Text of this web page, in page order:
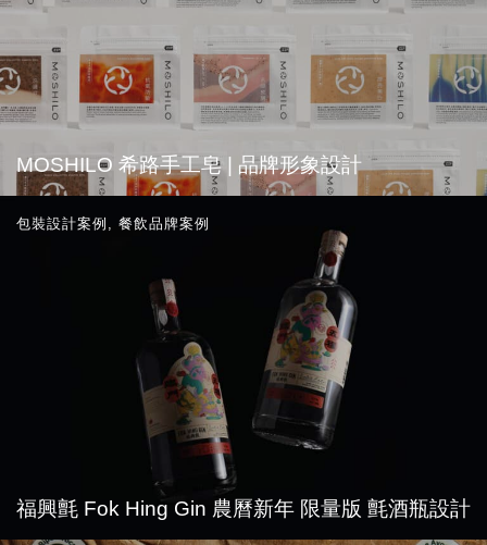
MOSHILO 希路手工皂 | 品牌形象設計
福興氈 Fok Hing Gin 農曆新年 限量版 氈酒瓶設計
包裝設計案例 , 餐飲品牌案例